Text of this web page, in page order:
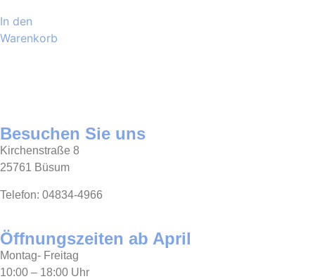
In den
Warenkorb
Besuchen Sie uns
Kirchenstraße 8
25761 Büsum
Telefon: 04834-4966
Öffnungszeiten ab April
Montag- Freitag
10:00 – 18:00 Uhr